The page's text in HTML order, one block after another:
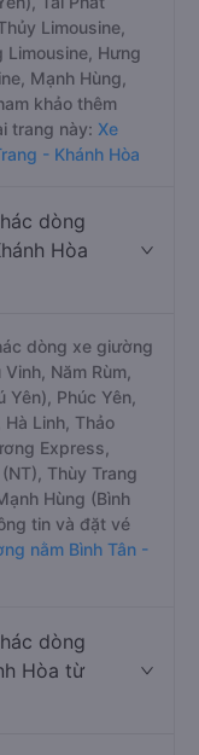
Limousine,
Limousine, Hưng
Mạnh Hùng,
khảo thêm
trang này: Xe
- Khánh Hòa
dòng
Hòa
dòng xe giường
Năm Rùm,
Phúc Yên,
Linh, Thảo
Express,
Thùy Trang
Hùng (Bình
tin và đặt vé
nằm Bình Tân -
dòng
Hòa từ